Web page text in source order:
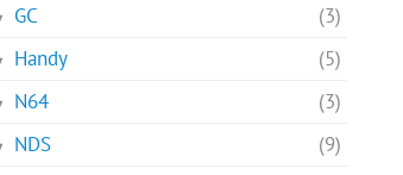
GC
(3)
Handy
(5)
N64
(3)
NDS
(9)